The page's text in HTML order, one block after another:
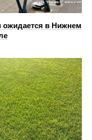
ожидается в Нижнем